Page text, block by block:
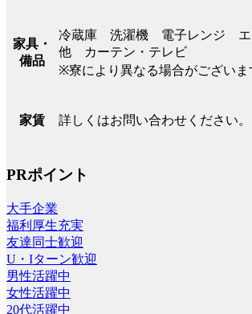
家具・
備品
冷蔵庫 洗濯機 電子レンジ
他 カーテン・テレビ
※寮により異なる場合がございま
家賃 詳しくはお問い合わせください。
PRポイント
大手企業
福利厚生充実
友達同士歓迎
U・Iターン歓迎
男性活躍中
女性活躍中
20代活躍中